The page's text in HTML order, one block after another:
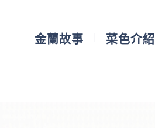
金蘭故事 菜色介紹